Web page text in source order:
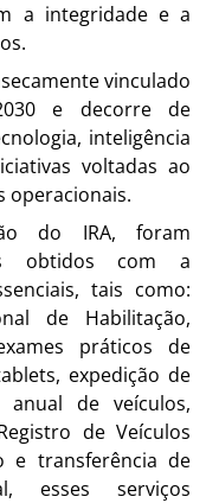
a integridade e a
vinculado
e decorre de
inteligência
voltadas ao
operacionais.
do IRA, foram
obtidos com a
tais como:
de Habilitação,
práticos de
expedição de
anual de veículos,
de Veículos
e transferência de
esses serviços